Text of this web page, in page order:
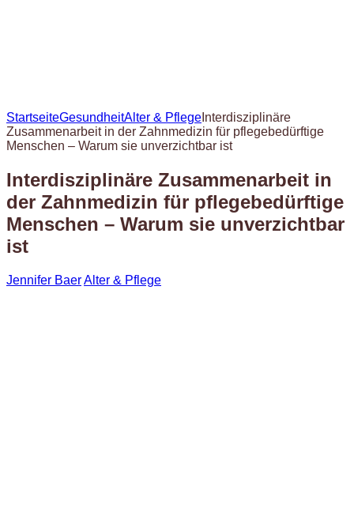
StartseiteGesundheitAlter & Pflege Interdisziplinäre
Zusammenarbeit in der Zahnmedizin für pflegebedürftige
Menschen – Warum sie unverzichtbar ist
Interdisziplinäre Zusammenarbeit in
der Zahnmedizin für pflegebedürftige
Menschen – Warum sie unverzichtbar
ist
Jennifer BaerAlter & Pflege